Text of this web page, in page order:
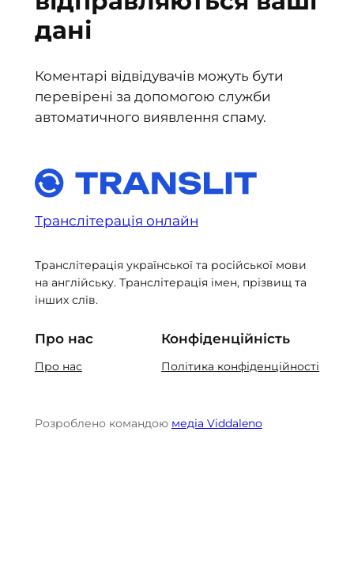
дані
Коментарі відвідувачів можуть бути
перевірені за допомогою служби
автоматичного виявлення спаму.
Транслітерація онлайн
Транслітерація української та російської мови
на англійську. Транслітерація імен, прізвищ та
інших слів.
Про нас
Про нас
Конфіденційність
Політика конфіденційності
Розроблено командою медіа Viddaleno